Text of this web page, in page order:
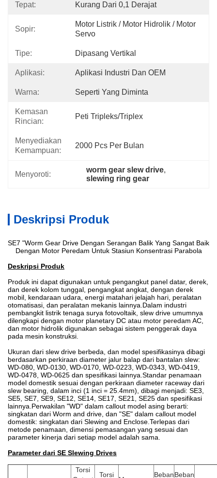
Tepat: Kurang Dari 0,1 Derajat
Sopir:
Motor Listrik / Motor Hidrolik / Motor
Servo
Tipe: Dipasang Vertikal
Aplikasi: Aplikasi Industri Dan OEM
Warna: Seperti Yang Diminta
Kemasan
Rincian:
Peti Tripleks/Triplex
Menyediakan
Kemampuan:
2000 Pcs Per Bulan
Menyoroti:
worm gear slew drive,
slewing ring gear
Deskripsi Produk
SE7 "Worm Gear Drive Dengan Serangan Balik Yang Sangat Baik
Dengan Motor Peredam Untuk Stasiun Konsentrasi Parabola
Deskripsi Produk
Produk ini dapat digunakan untuk pengangkut panel datar, derek,
dan derek kolom tunggal, pengangkat angkat, dengan derek
mobil, kendaraan udara, energi matahari jelajah hari, peralatan
otomatisasi, dan peralatan mekanis lainnya.Dalam industri
pembangkit listrik tenaga surya fotovoltaik, slew drive umumnya
dilengkapi dengan motor planetary DC atau motor peredam AC,
dan motor hidrolik digunakan sebagai sistem penggerak daya
pada mesin konstruksi.
Ukuran dari slew drive berbeda, dan model spesifikasinya dibagi
berdasarkan perkiraan diameter jalur balap dari bantalan slew:
WD-080, WD-0130, WD-0170, WD-0223, WD-0343, WD-0419,
WD-0478, WD-0625 dan spesifikasi lainnya.Standar penamaan
model domestik sesuai dengan perkiraan diameter raceway dari
slew bearing, dalam inci (1 inci = 25.4mm), dibagi menjadi: SE3,
SE5, SE7, SE9, SE12, SE14, SE17, SE21, SE25 dan spesifikasi
lainnya.Perwakilan "WD" dalam callout model asing berarti:
singkatan dari Worm and drive, dan "SE" dalam callout model
domestik: singkatan dari Slewing and Enclose.Terlepas dari
metode penamaan, dimensi pemasangan yang sesuai dan
parameter kinerja dari setiap model adalah sama.
Parameter dari SE Slewing Drives
Torsi
Torsi BebanBeban